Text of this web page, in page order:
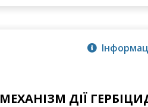
МЕХАНІЗМ ДІЇ